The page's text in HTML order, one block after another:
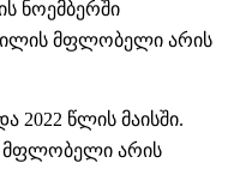
ნოემბერში
წილის მფლობელი არის
2022 წლის მაისში.
მფლობელი არის